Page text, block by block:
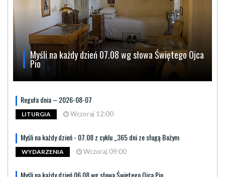
Myśli na każdy dzień 07.08 wg słowa Świętego Ojca
Pio
Reguła dnia – 2026-08-07
LITURGIA Wczoraj 12:00
Myśli na każdy dzień - 07.08 z cyklu „365 dni ze sługą Bożym
WYDARZENIA Wczoraj 09:00
Myśli na każdy dzień 06.08 wg słowa Świętego Ojca Pio